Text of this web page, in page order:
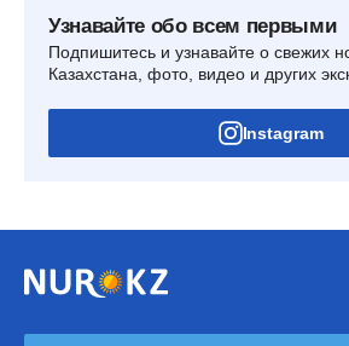
Узнавайте обо всем первыми
Подпишитесь и узнавайте о свежих
Казахстана, фото, видео и других
Instagram